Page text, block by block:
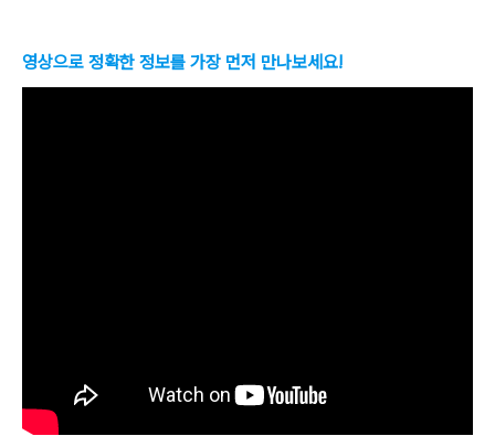
영상으로 정확한 정보를 가장 먼저 만나보세요!